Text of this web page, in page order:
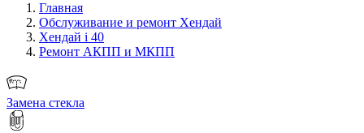
Главная
Обслуживание и ремонт Хендай
Хендай i 40
Ремонт АКПП и МКПП
Замена стекла